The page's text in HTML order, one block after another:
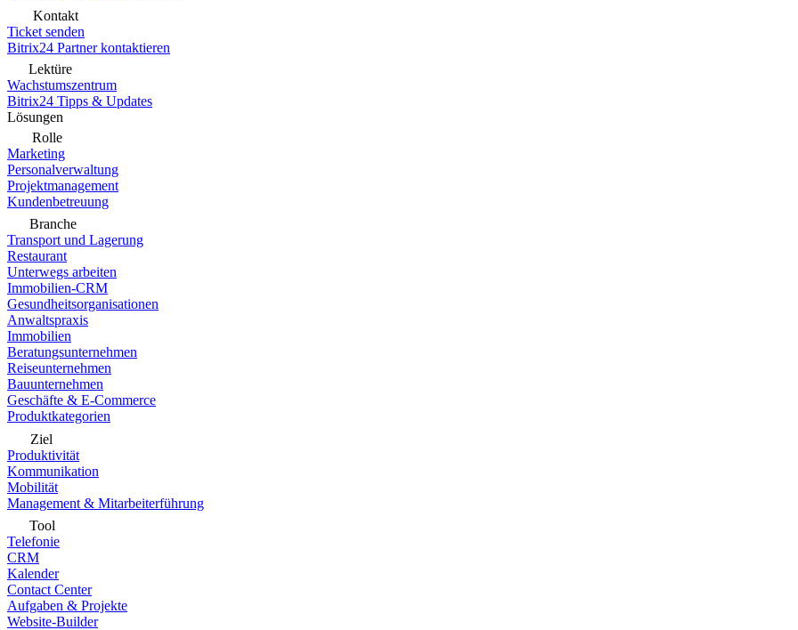
Kontakt
Ticket senden
Bitrix24 Partner kontaktieren
Lektüre
Wachstumszentrum
Bitrix24 Tipps & Updates
Lösungen
Rolle
Marketing
Personalverwaltung
Projektmanagement
Kundenbetreuung
Branche
Transport und Lagerung
Restaurant
Unterwegs arbeiten
Immobilien-CRM
Gesundheitsorganisationen
Anwaltspraxis
Immobilien
Beratungsunternehmen
Reiseunternehmen
Bauunternehmen
Geschäfte & E-Commerce
Produktkategorien
Ziel
Produktivität
Kommunikation
Mobilität
Management & Mitarbeiterführung
Tool
Telefonie
CRM
Kalender
Contact Center
Aufgaben & Projekte
Website-Builder